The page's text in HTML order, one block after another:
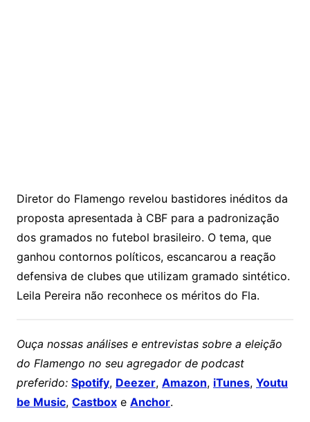
Diretor do Flamengo revelou bastidores inéditos da
proposta apresentada à CBF para a padronização
dos gramados no futebol brasileiro. O tema, que
ganhou contornos políticos, escancarou a reação
defensiva de clubes que utilizam gramado sintético.
Leila Pereira não reconhece os méritos do Fla.
Ouça nossas análises e entrevistas sobre a eleição
do Flamengo no seu agregador de podcast
preferido: Spotify, Deezer, Amazon, iTunes, Youtu
be Music, Castboxe Anchor.